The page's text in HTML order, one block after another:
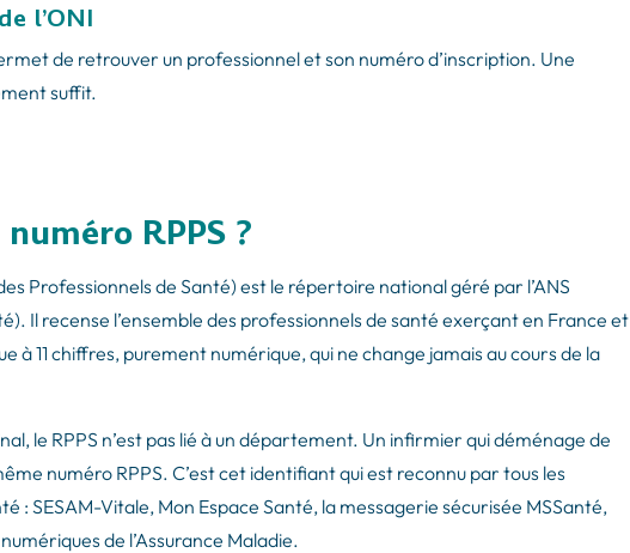
l’ONI
de retrouver un professionnel et son numéro d’inscription. Une
suffit.
RPPS ?
Professionnels de Santé) est le répertoire national géré par l’ANS
Il recense l’ensemble des professionnels de santé exerçant en France et
à 11 chiffres, purement numérique, qui ne change jamais au cours de la
le RPPS n’est pas lié à un département. Un infirmier qui déménage de
numéro RPPS. C’est cet identifiant qui est reconnu par tous les
: SESAM-Vitale, Mon Espace Santé, la messagerie sécurisée MSSanté,
de l’Assurance Maladie.